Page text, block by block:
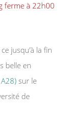
ferme à 22h00
jusqu’à la fin
belle en
sur le
de